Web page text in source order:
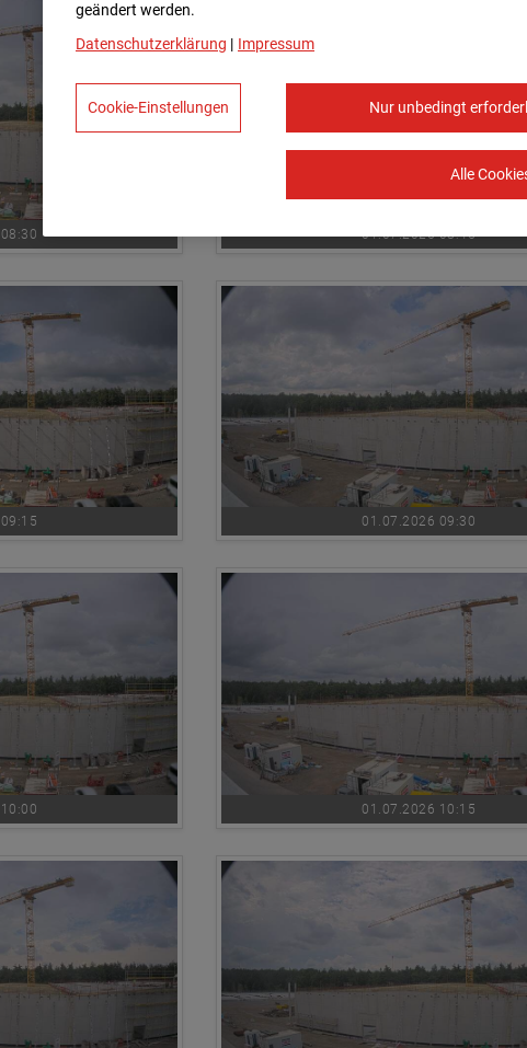
01.07.2026 08:45
01.07.2026 09:30
01.07.2026 10:15
geändert werden.
Datenschutzerklärung | Impressum
Nur unbedingt
Alle
Cookie-Einstellungen